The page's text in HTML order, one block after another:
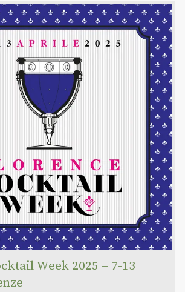
Week 2025 – 7-13